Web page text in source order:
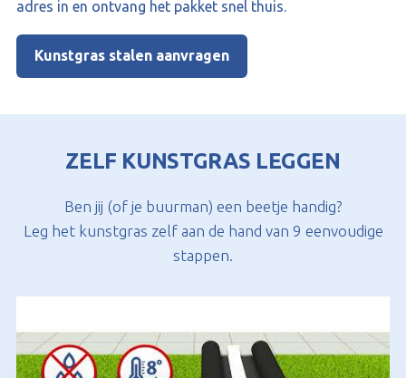
adres in en ontvang het pakket snel thuis.
Kunstgras stalen aanvragen
ZELF KUNSTGRAS LEGGEN
Ben jij (of je buurman) een beetje handig?
Leg het kunstgras zelf aan de hand van 9 eenvoudige
stappen.